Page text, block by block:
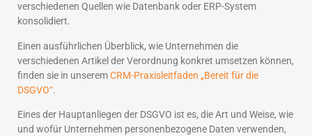
verschiedenen Quellen wie Datenbank oder ERP-System
konsolidiert.
Einen ausführlichen Überblick, wie Unternehmen die
verschiedenen Artikel der Verordnung konkret umsetzen können,
finden sie in unseremCRM-Praxisleitfaden „Bereit für die
DSGVO“.
Eines der Hauptanliegen der DSGVO ist es, die Art und Weise, wie
und wofür Unternehmen personenbezogene Daten verwenden,